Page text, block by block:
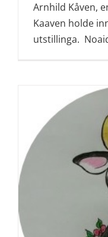
Arnhild Kåven,
Kaaven holde
utstillinga.